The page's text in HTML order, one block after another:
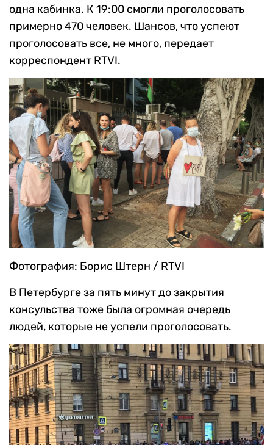
одна кабинка. К 19:00 смогли проголосовать
примерно 470 человек. Шансов, что успеют
проголосовать все, не много, передает
корреспондент RTVI.
Фотография: Борис Штерн / RTVI
В Петербурге за пять минут до закрытия
консульства тоже была огромная очередь
людей, которые не успели проголосовать.